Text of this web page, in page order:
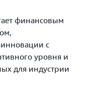
финансовым
инновации с
уровня и
для индустрии